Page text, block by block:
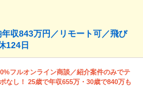
収843万円／リモート可／飛び
124日
フルオンライン商談／紹介案件のみでテ
なし！ 25歳で年収655万・30歳で840万も